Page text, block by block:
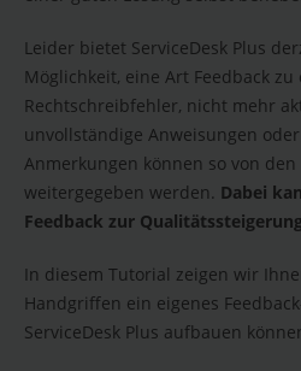
Leider bietet ServiceDesk Plus
Möglichkeit, eine Art Feedback
Rechtschreibfehler, nicht mehr
unvollständige Anweisungen
Anmerkungen können so von
weitergegeben werden. Dabei
Feedback zur
In diesem Tutorial zeigen wir
Handgriffen ein eigenes
ServiceDesk Plus aufbauen